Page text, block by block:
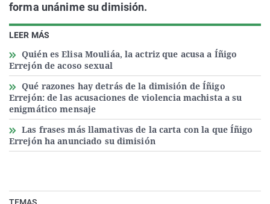
forma unánime su dimisión.
LEER MÁS
Quién es Elisa Mouliáa, la actriz que acusa a Íñigo
Errejón de acoso sexual
Qué razones hay detrás de la dimisión de Íñigo
Errejón: de las acusaciones de violencia machista a su
enigmático mensaje
Las frases más llamativas de la carta con la que Íñigo
Errejón ha anunciado su dimisión